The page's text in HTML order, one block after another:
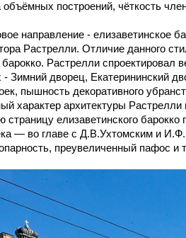
построений, чёткость
направление - елизаветинское
Растрелли. Отличие данного
Растрелли спроектировал
- Зимний дворец, Екатерининский
пышность декоративного
характер архитектуры Растрелли
елизаветинского барокко
— во главе с Д.В.Ухтомским и
преувеличенный пафос и